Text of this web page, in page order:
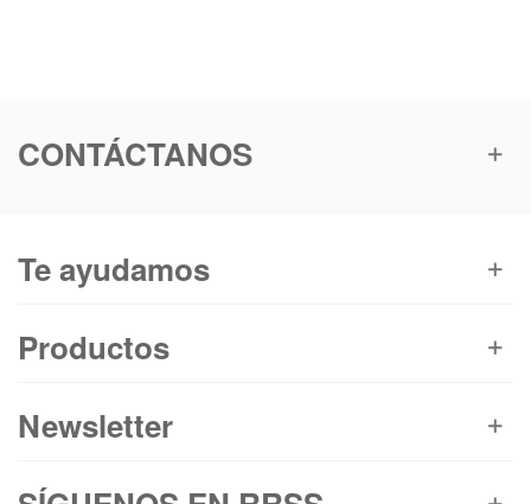
CONTÁCTANOS
Te ayudamos
Productos
Newsletter